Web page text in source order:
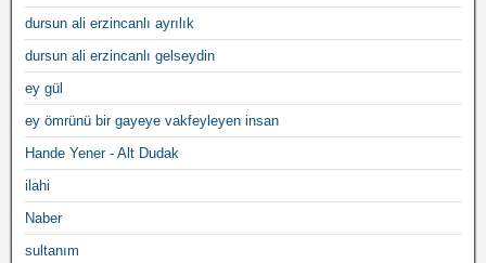
dursun ali erzincanlı ayrılık
dursun ali erzincanlı gelseydin
ey gül
ey ömrünü bir gayeye vakfeyleyen insan
Hande Yener - Alt Dudak
ilahi
Naber
sultanım